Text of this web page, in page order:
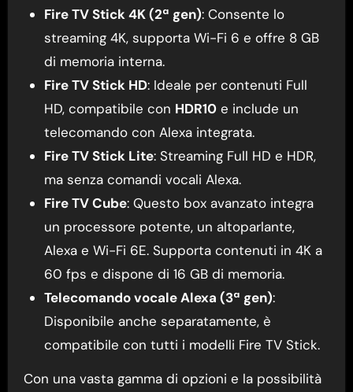
Fire TV Stick 4K (2ª gen): Consente lo
streaming 4K, supporta Wi-Fi 6 e offre 8 GB
di memoria interna.
Fire TV Stick HD: Ideale per contenuti Full
HD, compatibile con HDR10e include un
telecomando con Alexa integrata.
Fire TV Stick Lite: Streaming Full HD e HDR,
ma senza comandi vocali Alexa.
Fire TV Cube: Questo box avanzato integra
un processore potente, un altoparlante,
Alexa e Wi-Fi 6E. Supporta contenuti in 4K a
60 fps e dispone di 16 GB di memoria.
Telecomando vocale Alexa (3ª gen):
Disponibile anche separatamente, è
compatibile con tutti i modelli Fire TV Stick.
Con una vasta gamma di opzioni e la possibilità